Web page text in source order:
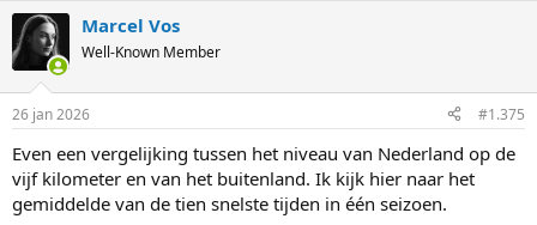
c
t
s
Marcel Vos
Well-Known Member
26 jan 2026 #1.375
Even een vergelijking tussen het niveau van Nederland op de
vijf kilometer en van het buitenland. Ik kijk hier naar het
gemiddelde van de tien snelste tijden in één seizoen.